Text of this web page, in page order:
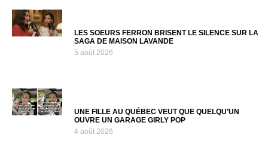
LES SOEURS FERRON BRISENT LE SILENCE SUR LA
SAGA DE MAISON LAVANDE
5 août 2026
UNE FILLE AU QUÉBEC VEUT QUE QUELQU’UN
OUVRE UN GARAGE GIRLY POP
4 août 2026